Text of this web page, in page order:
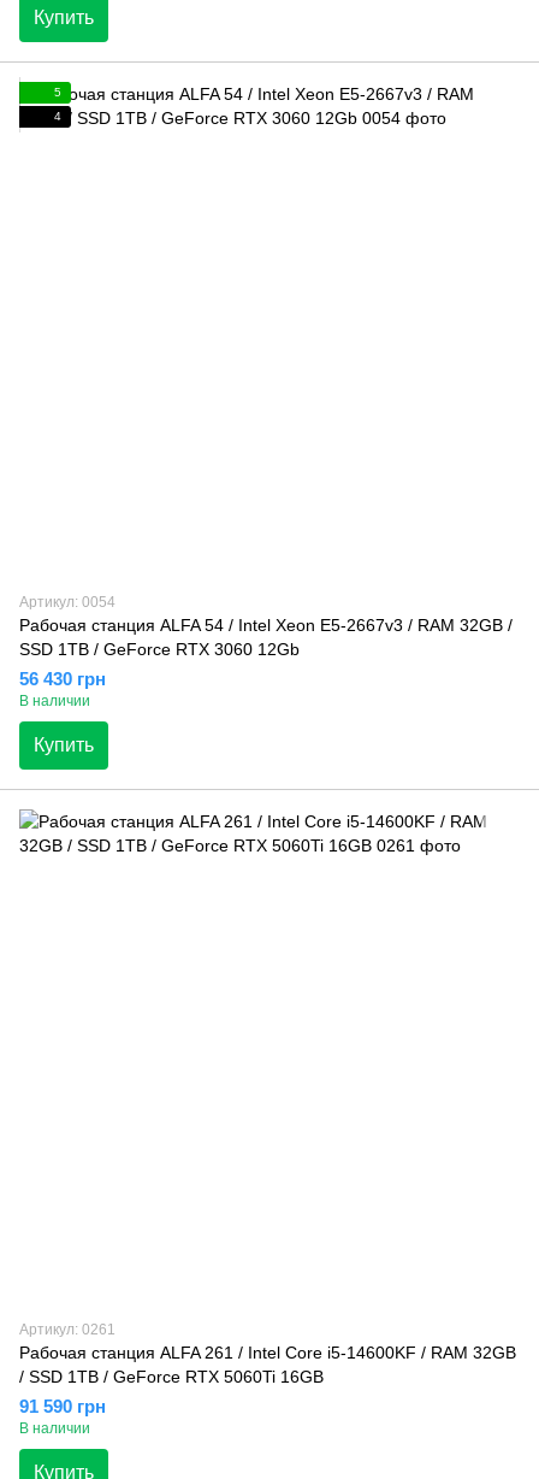
Купить
5
4
Артикул: 0054
Рабочая станция ALFA 54 / Intel Xeon E5-2667v3 / RAM 32GB /
SSD 1TB / GeForce RTX 3060 12Gb
56 430 грн
В наличии
Купить
Артикул: 0261
Рабочая станция ALFA 261 / Intel Core i5-14600KF / RAM 32GB
/ SSD 1TB / GeForce RTX 5060Ti 16GB
91 590 грн
В наличии
Купить